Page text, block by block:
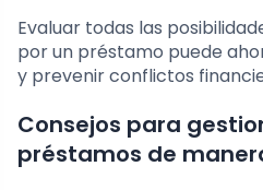
Evaluar todas las
por un préstamo puede
y prevenir conflictos
Consejos para
préstamos de